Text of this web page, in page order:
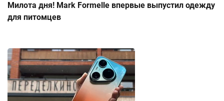
Милота дня! Mark Formelle впервые выпустил одежду
для питомцев